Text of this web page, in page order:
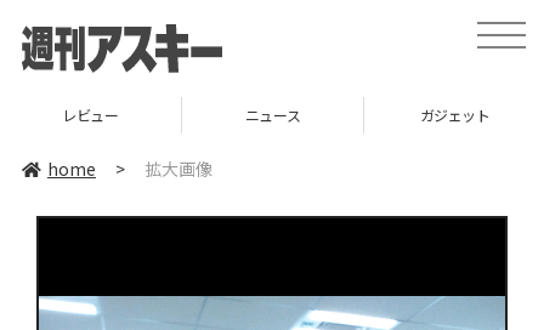
toggle
レビュー ニュース ガジェット
home > 拡大画像